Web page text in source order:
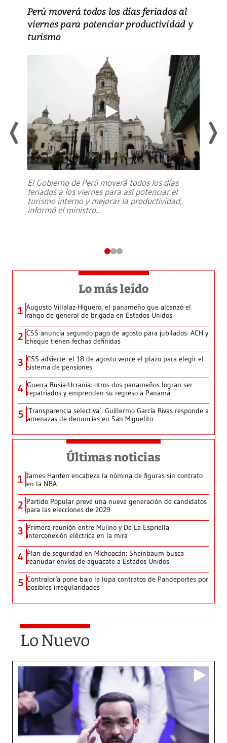
Perú moverá todos los días feriados al
viernes para potenciar productividad y
turismo
El Gobierno de Perú moverá todos los días
feriados a los viernes para así potenciar el
turismo interno y mejorar la productividad,
informó el ministro...
Lo más leído
1 Augusto Villalaz-Higuero, el panameño que alcanzó el
rango de general de brigada en Estados Unidos
2 CSS anuncia segundo pago de agosto para jubilados: ACH y
cheque tienen fechas definidas
3 CSS advierte: el 18 de agosto vence el plazo para elegir el
sistema de pensiones
4 Guerra Rusia-Ucrania: otros dos panameños logran ser
repatriados y emprenden su regreso a Panamá
5 ‘Transparencia selectiva’: Guillermo García Rivas responde a
amenazas de denuncias en San Miguelito
Últimas noticias
1 James Harden encabeza la nómina de figuras sin contrato
en la NBA
2 Partido Popular prevé una nueva generación de candidatos
para las elecciones de 2029
3 Primera reunión entre Mulino y De La Espriella:
interconexión eléctrica en la mira
4 Plan de seguridad en Michoacán: Sheinbaum busca
reanudar envíos de aguacate a Estados Unidos
5 Contraloría pone bajo la lupa contratos de Pandeportes por
posibles irregularidades
Lo Nuevo